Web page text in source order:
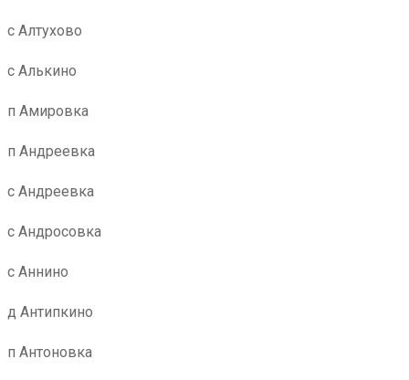
с Алтухово
с Алькино
п Амировка
п Андреевка
с Андреевка
с Андросовка
с Аннино
д Антипкино
п Антоновка